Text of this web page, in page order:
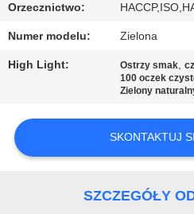
SKONTAKTUJ
SIĘ
Z
AKTUALNOŚCI
SPRAWY
Orzecznictwo:
Numer modelu: Zielona
High Light: Ostrzy smak,
100 oczek
Zielony
SKONTAKTUJ
SZCZEGÓŁY